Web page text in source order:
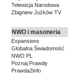
Telewizja Narodowa
Zbigniew Juźków TV
NWO i masoneria
Expansions
Globalna Świadomość
NWO PL
Poznaj Prawdę
Prawda2info